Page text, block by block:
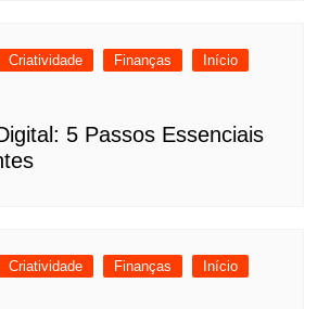
Criatividade Finanças
Início
5 Passos Essenciais
Criatividade Finanças
Início